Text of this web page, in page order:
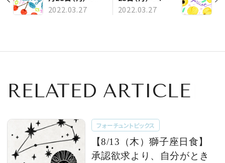
月３日（日）の運勢
2022.03.27
日（日）の運勢
2022.03.27
RELATED ARTICLE
フォーチュントピックス
【8/13（木）獅子座日食】
承認欲求より、自分がとき